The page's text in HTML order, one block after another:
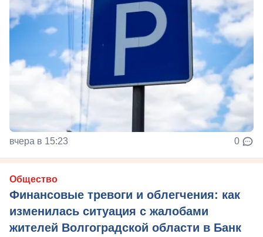
вчера в 15:23 0
Общество
Финансовые тревоги и облегчения: как
изменилась ситуация с жалобами
жителей Волгоградской области в Банк